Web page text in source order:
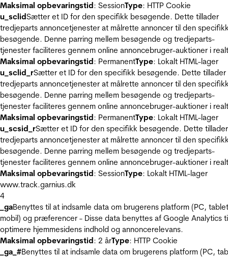
Maksimal opbevaringstid: SessionType: HTTP Cookie
u_sclidSætter et ID for den specifikk besøgende. Dette tillader
tredjeparts annoncetjenester at målrette annoncer til den
besøgende. Denne parring mellem besøgende og tredjeparts-
tjenester faciliteres gennem online annoncebruger-auktioner i
Maksimal opbevaringstid: PermanentType: Lokalt HTML-lager
u_sclid_rSætter et ID for den specifikk besøgende. Dette tillader
tredjeparts annoncetjenester at målrette annoncer til den
besøgende. Denne parring mellem besøgende og tredjeparts-
tjenester faciliteres gennem online annoncebruger-auktioner i
Maksimal opbevaringstid: PermanentType: Lokalt HTML-lager
u_scsid_rSætter et ID for den specifikk besøgende. Dette tillader
tredjeparts annoncetjenester at målrette annoncer til den
besøgende. Denne parring mellem besøgende og tredjeparts-
tjenester faciliteres gennem online annoncebruger-auktioner i
Maksimal opbevaringstid: SessionType: Lokalt HTML-lager
www.track.garnius.dk
4
_gaBenyttes til at indsamle data om brugerens platform (PC,
mobil) og præferencer - Disse data benyttes af Google Analytics
optimere hjemmesidens indhold og annoncerelevans.
Maksimal opbevaringstid: 2 årType: HTTP Cookie
_ga_#Benyttes til at indsamle data om brugerens platform (PC,